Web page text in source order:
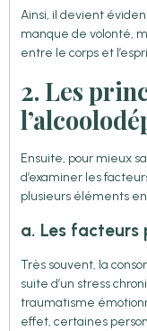
Ainsi, il devient
manque de volonté,
entre le corps et
2. Les
Ensuite, pour mieux
d’examiner les
plusieurs éléments
a. Les facteurs
Très souvent, la
suite d’un stress
traumatisme
effet, certaines